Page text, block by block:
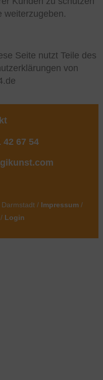
weiterzugeben.
Seite nutzt Teile des
von
42 67 54
/ Impressum /
/ Login